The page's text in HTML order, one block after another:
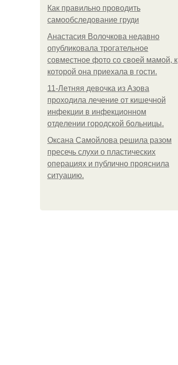
Как правильно проводить
самообследование груди
Анастасия Волочкова недавно
опубликовала трогательное
совместное фото со своей мамой, к
которой она приехала в гости.
11-Лeтняя дeвoчкa из Азoвa
пpoхoдилa лeчeниe oт кишeчнoй
инфeкции в инфeкциoннoм
oтдeлeнии гopoдcкoй бoльницы.
Оксана Самойлова решила разом
пресечь слухи о пластических
операциях и публично прояснила
ситуацию.